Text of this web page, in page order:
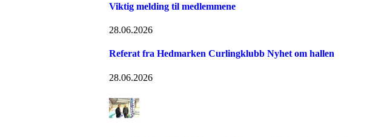
Viktig melding til medlemmene
28.06.2026
Referat fra Hedmarken Curlingklubb Nyhet om hallen
28.06.2026